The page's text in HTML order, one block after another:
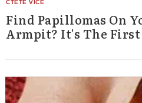
Find Papillomas On
Armpit? It's The First